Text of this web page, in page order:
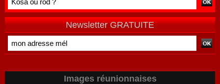
de terrain
Newsletter GRATUITE
Images réunionnaises